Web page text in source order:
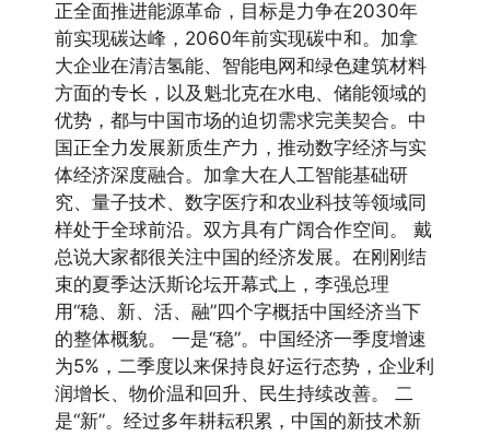
正全面推进能源革命，目标是力争在2030年
前实现碳达峰，2060年前实现碳中和。加拿
大企业在清洁氢能、智能电网和绿色建筑材料
方面的专长，以及魁北克在水电、储能领域的
优势，都与中国市场的迫切需求完美契合。中
国正全力发展新质生产力，推动数字经济与实
体经济深度融合。加拿大在人工智能基础研
究、量子技术、数字医疗和农业科技等领域同
样处于全球前沿。双方具有广阔合作空间。 戴
总说大家都很关注中国的经济发展。在刚刚结
束的夏季达沃斯论坛开幕式上，李强总理
用“稳、新、活、融”四个字概括中国经济当下
的整体概貌。 一是“稳”。中国经济一季度增速
为5%，二季度以来保持良好运行态势，企业利
润增长、物价温和回升、民生持续改善。 二
是“新”。经过多年耕耘积累，中国的新技术新